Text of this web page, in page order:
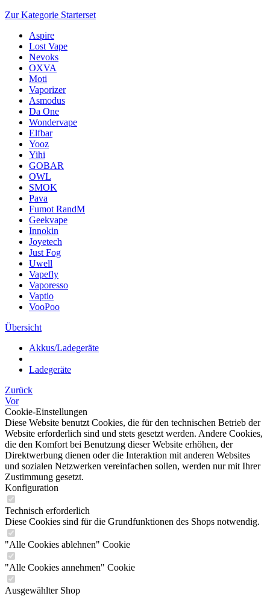
Zur Kategorie Starterset
Aspire
Lost Vape
Nevoks
OXVA
Moti
Vaporizer
Asmodus
Da One
Wondervape
Elfbar
Yooz
Yihi
GOBAR
OWL
SMOK
Pava
Fumot RandM
Geekvape
Innokin
Joyetech
Just Fog
Uwell
Vapefly
Vaporesso
Vaptio
VooPoo
Übersicht
Akkus/Ladegeräte
Ladegeräte
Zurück
Vor
Cookie-Einstellungen
Diese Website benutzt Cookies, die für den technischen Betrieb der
Website erforderlich sind und stets gesetzt werden. Andere Cookies,
die den Komfort bei Benutzung dieser Website erhöhen, der
Direktwerbung dienen oder die Interaktion mit anderen Websites
und sozialen Netzwerken vereinfachen sollen, werden nur mit Ihrer
Zustimmung gesetzt.
Konfiguration
Technisch erforderlich
Diese Cookies sind für die Grundfunktionen des Shops notwendig.
"Alle Cookies ablehnen" Cookie
"Alle Cookies annehmen" Cookie
Ausgewählter Shop